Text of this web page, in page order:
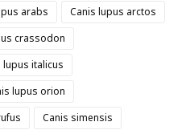
arabs
Canis lupus arctos
crassodon
lupus italicus
lupus orion
Canis simensis